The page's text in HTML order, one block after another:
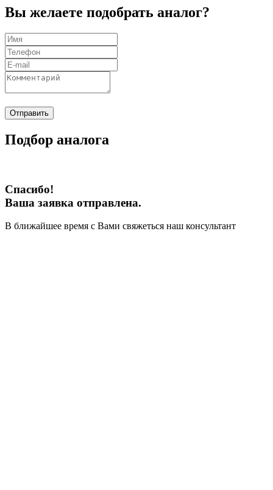
Вы желаете подобрать аналог?
Отправить
Подбор аналога
Спасибо!
Ваша заявка отправлена.
В ближайшее время с Вами свяжеться наш консультант